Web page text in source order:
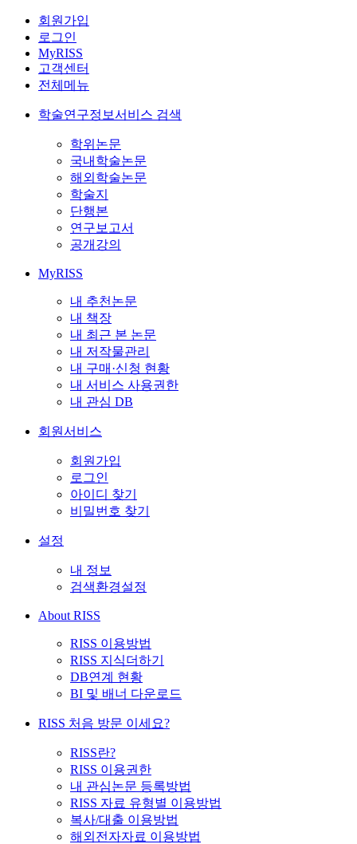
회원가입
로그인
MyRISS
고객센터
전체메뉴
학술연구정보서비스 검색
학위논문
국내학술논문
해외학술논문
학술지
단행본
연구보고서
공개강의
MyRISS
내 추천논문
내 책장
내 최근 본 논문
내 저작물관리
내 구매·신청 현황
내 서비스 사용권한
내 관심 DB
회원서비스
회원가입
로그인
아이디 찾기
비밀번호 찾기
설정
내 정보
검색환경설정
About RISS
RISS 이용방법
RISS 지식더하기
DB연계 현황
BI 및 배너 다운로드
RISS 처음 방문 이세요?
RISS란?
RISS 이용권한
내 관심논문 등록방법
RISS 자료 유형별 이용방법
복사/대출 이용방법
해외전자자료 이용방법